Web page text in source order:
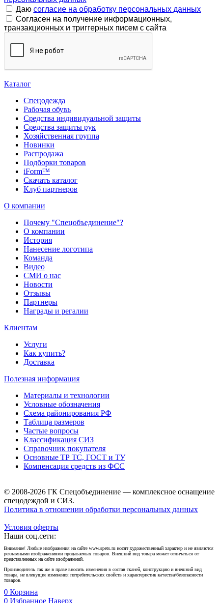
Даю согласие на обработку персональных данных
Согласен на получение информационных,
транзакционных и триггерных писем с сайта
Каталог
Спецодежда
Рабочая обувь
Средства индивидуальной защиты
Средства защиты рук
Хозяйственная группа
Новинки
Распродажа
Подборки товаров
iForm™
Скачать каталог
Клуб партнеров
О компании
Почему "Спецобъединение"?
О компании
История
Нанесение логотипа
Команда
Видео
СМИ о нас
Новости
Отзывы
Партнеры
Награды и регалии
Клиентам
Услуги
Как купить?
Доставка
Полезная информация
Материалы и технологии
Условные обозначения
Схема районирования РФ
Таблица размеров
Частые вопросы
Классификация СИЗ
Справочник покупателя
Основные ТР ТС, ГОСТ и ТУ
Компенсация средств из ФСС
© 2008-2026 ГК Спецобъединение — комплексное оснащение
спецодеждой и СИЗ.
Политика в отношении обработки персональных данных
Условия оферты
Наши соц.сети:
Внимание! Любые изображения на сайте www.spets.ru носят художественный характер и не являются
рекламными изображениями продаваемых товаров. Внешний вид товара может отличаться от
представленных на сайте изображений.
Производитель так же в праве вносить изменения в состав тканей, конструкцию и внешний вид
товара, не влекущие изменения потребительских свойств и характеристик качества/безопасности
товаров.
0 Корзина
0 Избранное Наверх